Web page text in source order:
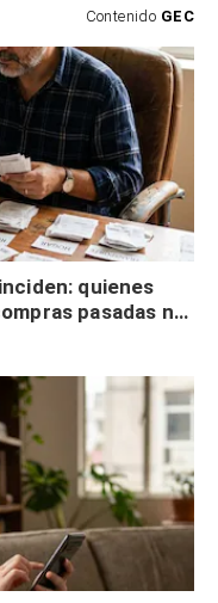
Contenido GEC
quienes
pasadas no
necesidad de